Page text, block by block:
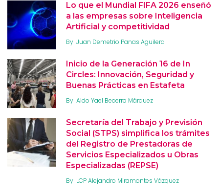
Lo que el Mundial FIFA 2026 enseñó
a las empresas sobre Inteligencia
Artificial y competitividad
By Juan Demetrio Panas Aguilera
Inicio de la Generación 16 de In
Circles: Innovación, Seguridad y
Buenas Prácticas en Estafeta
By Aldo Yael Becerra Márquez
Secretaría del Trabajo y Previsión
Social (STPS) simplifica los trámites
del Registro de Prestadoras de
Servicios Especializados u Obras
Especializadas (REPSE)
By LCP Alejandro Miramontes Vázquez